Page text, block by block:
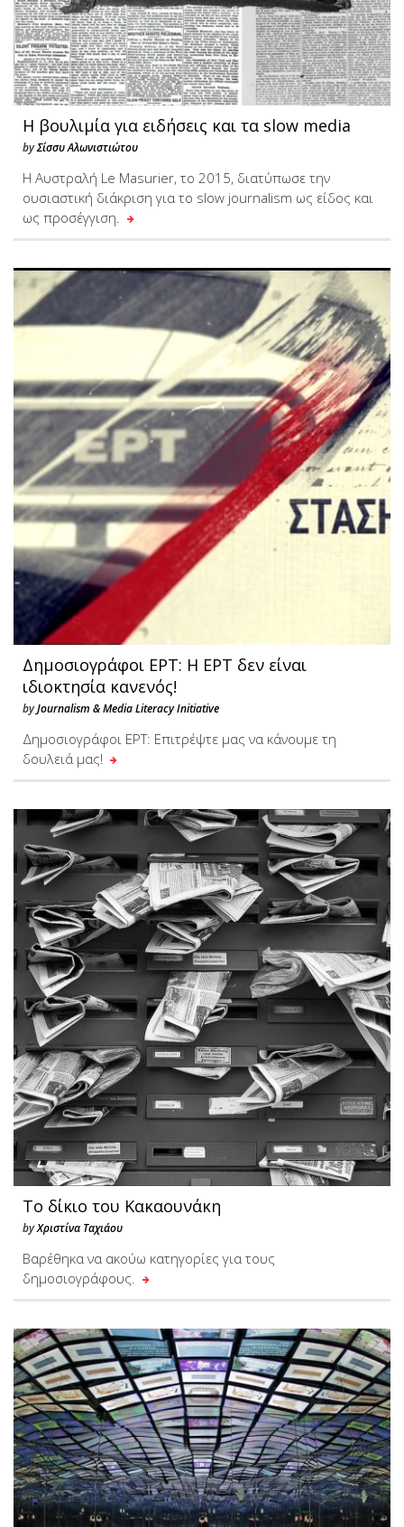
Η βουλιμία για ειδήσεις και τα slow media
byΣίσσυ Αλωνιστιώτου
Η Αυστραλή Le Masurier, το 2015, διατύπωσε την
ουσιαστική διάκριση για το slow journalism ως είδος και
ως προσέγγιση.
Δημοσιογράφοι ΕΡΤ: Η ΕΡΤ δεν είναι
ιδιοκτησία κανενός!
byJournalism & Media Literacy Initiative
Δημοσιογράφοι ΕΡΤ: Επιτρέψτε μας να κάνουμε τη
δουλειά μας!
Το δίκιο του Κακαουνάκη
byΧριστίνα Ταχιάου
Bαρέθηκα να ακούω κατηγορίες για τους
δημοσιογράφους.